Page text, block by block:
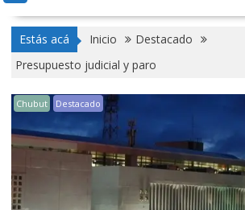
Estás acá Inicio
Destacado
Presupuesto judicial y paro
Chubut Destacado